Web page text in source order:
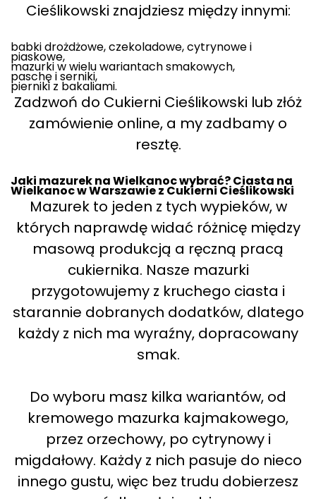
Cieślikowski znajdziesz między innymi:
babki drożdżowe, czekoladowe, cytrynowe i
piaskowe,
mazurki w wielu wariantach smakowych,
paschę i serniki,
pierniki z bakaliami.
Zadzwoń do Cukierni Cieślikowski lub złóż
zamówienie online, a my zadbamy o
resztę.
Jaki mazurek na Wielkanoc wybrać? Ciasta na
Wielkanoc w Warszawie z Cukierni Cieślikowski
Mazurek to jeden z tych wypieków, w
których naprawdę widać różnicę między
masową produkcją a ręczną pracą
cukiernika. Nasze mazurki
przygotowujemy z kruchego ciasta i
starannie dobranych dodatków, dlatego
każdy z nich ma wyraźny, dopracowany
smak.
Do wyboru masz kilka wariantów, od
kremowego mazurka kajmakowego,
przez orzechowy, po cytrynowy i
migdałowy. Każdy z nich pasuje do nieco
innego gustu, więc bez trudu dobierzesz